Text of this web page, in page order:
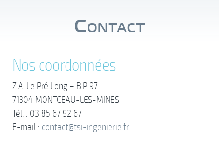
Contact
Nos coordonnées
Z.A. Le Pré Long – B.P. 97
71304 MONTCEAU-LES-MINES
Tél. : 03 85 67 92 67
E-mail : contact@tsi-ingenierie.fr